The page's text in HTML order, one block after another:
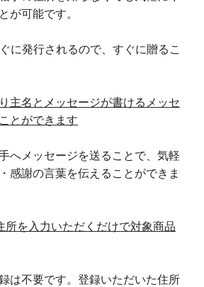
が可能です。
に発行されるので、すぐに贈るこ
主名とメッセージが書けるメッセ
とができます
へメッセージを送ることで、気軽
感謝の言葉を伝えることができま
所を入力いただくだけで対象商品
は不要です。登録いただいた住所